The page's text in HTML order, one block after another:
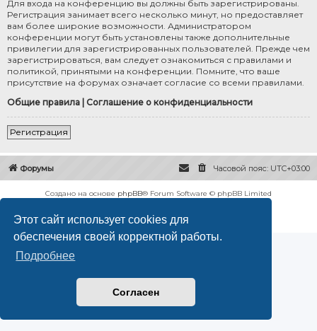
Этот сайт использует cookies для
обеспечения своей корректной работы.
Подробнее
Согласен
Для входа на конференцию вы должны быть зарегистрированы.
Регистрация занимает всего несколько минут, но предоставляет
вам более широкие возможности. Администратором
конференции могут быть установлены также дополнительные
привилегии для зарегистрированных пользователей. Прежде чем
зарегистрироваться, вам следует ознакомиться с правилами и
политикой, принятыми на конференции. Помните, что ваше
присутствие на форумах означает согласие со всеми правилами.
Общие правила Соглашение о конфиденциальности
Регистрация
Форумы Часовой пояс: UTC+03:00
Создано на основе phpBB® Forum Software © phpBB Limited
Конфиденциальность|Правила